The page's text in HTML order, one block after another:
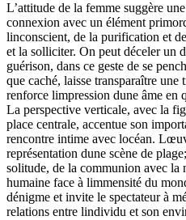
L’attitude de la femme suggère
connexion avec un élément
linconscient, de la purification et
et la solliciter. On peut déceler un
guérison, dans ce geste de se
que caché, laisse transparaître
renforce limpression dune âme en
La perspective verticale, avec la
place centrale, accentue son
rencontre intime avec locéan.
représentation dune scène de
solitude, de la communion avec la
humaine face à limmensité du
dénigme et invite le spectateur à
relations entre lindividu et son